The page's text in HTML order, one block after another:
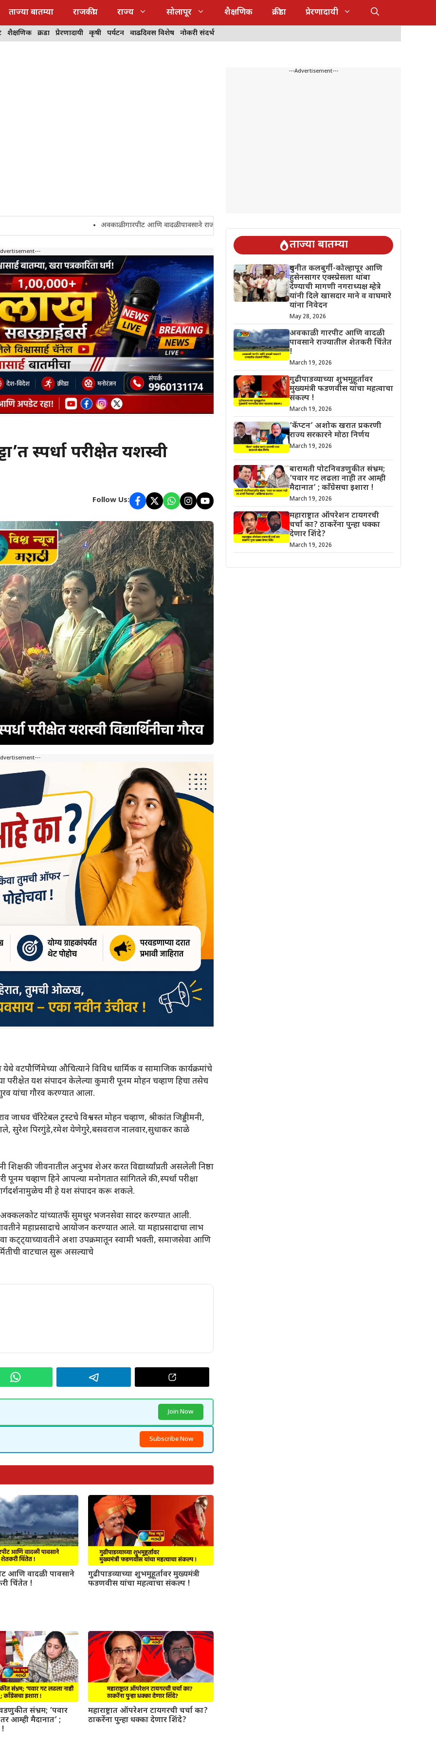
ताज्या बातम्या राजकीय राज्य सोलापूर शैक्षणिक क्रीडा प्रेरणादायी
शैक्षणिक क्रीडा प्रेरणादायी कृषी पर्यटन वाढदिवस विशेष नोकरी संदर्भ
अवकाळी गारपीट आणि वादळी पावसाने राज्यातील शेतकरी चिंतेत !
स्पर्धा परीक्षेत यशस्वी
Follow Us:
वटपौर्णिमेच्या औचित्याने विविध धार्मिक व सामाजिक कार्यक्रमांचे
परीक्षेत यश संपादन केलेल्या कुमारी पूनम मोहन चव्हाण हिचा तसेच
गुरव यांचा गौरव करण्यात आला.
चॅरिटेबल ट्रस्टचे विश्वस्त मोहन चव्हाण, श्रीकांत जिड्डीमनी,
सुरेश पिरगुंडे,रमेश येणेगुरे,बसवराज नालवार,सुधाकर काळे
शिक्षकी जीवनातील अनुभव शेअर करत विद्यार्थ्यांप्रती असलेली निष्ठा
चव्हाण हिने आपल्या मनोगतात सांगितले की,स्पर्धा परीक्षा
मी हे यश संपादन करू शकले.
अक्कलकोट यांच्यातर्फे सुमधुर भजनसेवा सादर करण्यात आली.
महाप्रसादाचे आयोजन करण्यात आले. या महाप्रसादाचा लाभ
कट्ट्याच्यावतीने अशा उपक्रमातून स्वामी भक्ती, समाजसेवा आणि
वाटचाल सुरू असल्याचे
Join Now
Subscribe Now
आणि वादळी पावसाने
चिंतेत !
गुढीपाडव्याच्या शुभमुहूर्तावर मुख्यमंत्री
फडणवीस यांचा महत्वाचा संकल्प !
संभ्रम; ‘पवार
आम्ही मैदानात’ ;
!
महाराष्ट्रात ऑपरेशन टायगरची चर्चा का?
ठाकरेंना पुन्हा धक्का देणार शिंदे?
---Advertisement---
ताज्या बातम्या
दुधनीत कलबुर्गी-कोल्हापूर आणि
हुसेनसागर एक्स्प्रेसला थांबा
देण्याची मागणी नगराध्यक्ष म्हेत्रे
यांनी दिले खासदार माने व वाघमारे
यांना निवेदन
May 28, 2026
अवकाळी गारपीट आणि वादळी
पावसाने राज्यातील शेतकरी चिंतेत
!
March 19, 2026
गुढीपाडव्याच्या शुभमुहूर्तावर
मुख्यमंत्री फडणवीस यांचा महत्वाचा
संकल्प !
March 19, 2026
‘कॅप्टन’ अशोक खरात प्रकरणी
राज्य सरकारने मोठा निर्णय
March 19, 2026
बारामती पोटनिवडणुकीत संभ्रम;
‘पवार गट लढला नाही तर आम्ही
मैदानात’ ; काँग्रेसचा इशारा !
March 19, 2026
महाराष्ट्रात ऑपरेशन टायगरची
चर्चा का? ठाकरेंना पुन्हा धक्का
देणार शिंदे?
March 19, 2026